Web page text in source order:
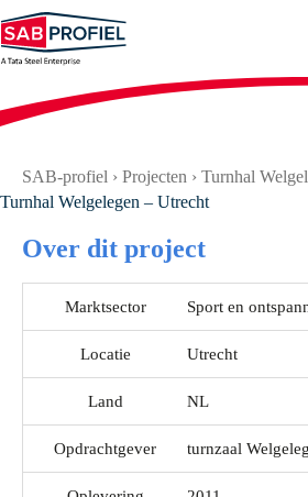
naar
de
inhoud
SAB-profiel › Projecten › Turnhal
Turnhal Welgelegen – Utrecht
Over dit project
Marktsector Sport en
Locatie Utrecht
Land NL
Opdrachtgever turnzaal